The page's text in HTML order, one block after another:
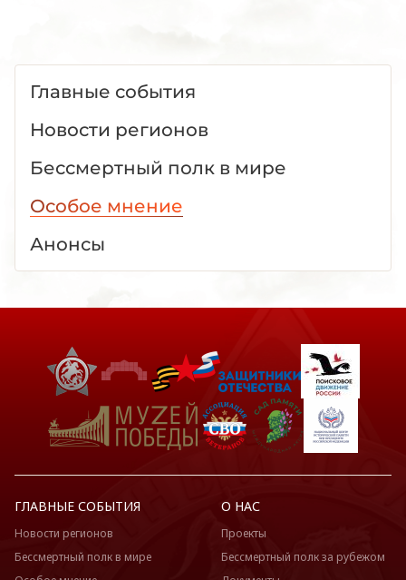
Главные события
Новости регионов
Бессмертный полк в мире
Особое мнение
Анонсы
ГЛАВНЫЕ СОБЫТИЯ
Новости регионов
Бессмертный полк в мире
О НАС
Проекты
Бессмертный полк за рубежом